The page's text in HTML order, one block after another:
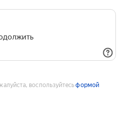
воспользуйтесьформой